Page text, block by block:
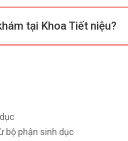
tại Khoa Tiết niệu?
bộ phận sinh dục